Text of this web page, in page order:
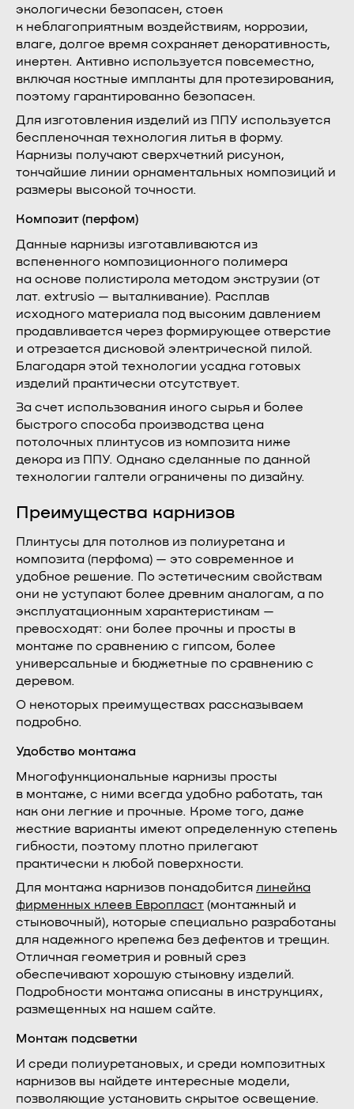
экологически безопасен, стоек
к неблагоприятным воздействиям, коррозии,
влаге, долгое время сохраняет декоративность,
инертен. Активно используется повсеместно,
включая костные импланты для протезирования,
поэтому гарантированно безопасен.
Для изготовления изделий из ППУ используется
беспленочная технология литья в форму.
Карнизы получают сверхчеткий рисунок,
тончайшие линии орнаментальных композиций и
размеры высокой точности.
Композит (перфом)
Данные карнизы изготавливаются из
вспененного композиционного полимера
на основе полистирола методом экструзии (от
лат. extrusio — выталкивание). Расплав
исходного материала под высоким давлением
продавливается через формирующее отверстие
и отрезается дисковой электрической пилой.
Благодаря этой технологии усадка готовых
изделий практически отсутствует.
За счет использования иного сырья и более
быстрого способа производства цена
потолочных плинтусов из композита ниже
декора из ППУ. Однако сделанные по данной
технологии галтели ограничены по дизайну.
Преимущества карнизов
Плинтусы для потолков из полиуретана и
композита (перфома) — это современное и
удобное решение. По эстетическим свойствам
они не уступают более древним аналогам, а по
эксплуатационным характеристикам —
превосходят: они более прочны и просты в
монтаже по сравнению с гипсом, более
универсальные и бюджетные по сравнению с
деревом.
О некоторых преимуществах рассказываем
подробно.
Удобство монтажа
Многофункциональные карнизы просты
в монтаже, с ними всегда удобно работать, так
как они легкие и прочные. Кроме того, даже
жесткие варианты имеют определенную степень
гибкости, поэтому плотно прилегают
практически к любой поверхности.
Для монтажа карнизов понадобится линейка
фирменных клеев Европласт (монтажный и
стыковочный), которые специально разработаны
для надежного крепежа без дефектов и трещин.
Отличная геометрия и ровный срез
обеспечивают хорошую стыковку изделий.
Подробности монтажа описаны в инструкциях,
размещенных на нашем сайте.
Монтаж подсветки
И среди полиуретановых, и среди композитных
карнизов вы найдете интересные модели,
позволяющие установить скрытое освещение.